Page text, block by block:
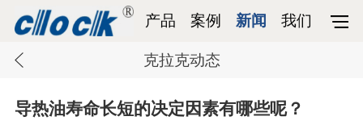
产品 案例 新闻 我们
克拉克动态
导热油寿命长短的决定因素有哪些呢？